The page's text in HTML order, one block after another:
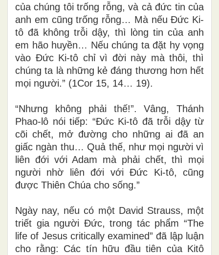
của chúng tôi trống rỗng, và cả đức tin của
anh em cũng trống rỗng… Mà nếu Đức Ki-
tô đã không trỗi dậy, thì lòng tin của anh
em hão huyền… Nếu chúng ta đặt hy vọng
vào Đức Ki-tô chỉ vì đời này mà thôi, thì
chúng ta là những kẻ đáng thương hơn hết
mọi người.” (1Cor 15, 14… 19).
“Nhưng không phải thế!”. Vâng, Thánh
Phao-lô nói tiếp: “Đức Ki-tô đã trỗi dậy từ
cõi chết, mở đường cho những ai đã an
giấc ngàn thu… Quả thế, như mọi người vì
liên đới với Adam mà phải chết, thì mọi
người nhờ liên đới với Đức Ki-tô, cũng
được Thiên Chúa cho sống.”
Ngày nay, nếu có một David Strauss, một
triết gia người Đức, trong tác phẩm “The
life of Jesus critically examined” đã lập luận
cho rằng: Các tín hữu đầu tiên của Kitô